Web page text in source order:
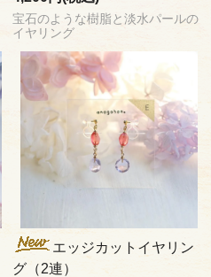
宝石のような樹脂と淡水パールの
イヤリング
エッジカットイヤリン
グ（2連）